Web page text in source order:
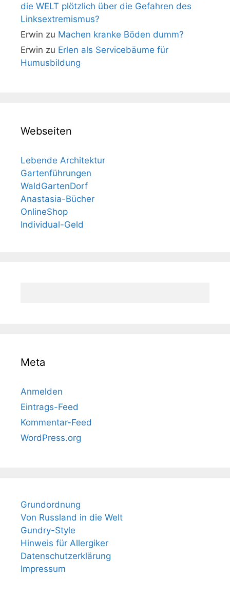
die WELT plötzlich über die Gefahren des
Linksextremismus?
Erwin zu Machen kranke Böden dumm?
Erwin zu Erlen als Servicebäume für
Humusbildung
Webseiten
Lebende Architektur
Gartenführungen
WaldGartenDorf
Anastasia-Bücher
OnlineShop
Individual-Geld
Meta
Anmelden
Eintrags-Feed
Kommentar-Feed
WordPress.org
Grundordnung
Von Russland in die Welt
Gundry-Style
Hinweis für Allergiker
Datenschutzerklärung
Impressum